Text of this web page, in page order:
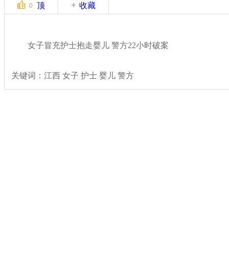
0 顶 收藏
女子冒充护士抱走婴儿 警方22小时破案
关键词：江西 女子 护士 婴儿 警方